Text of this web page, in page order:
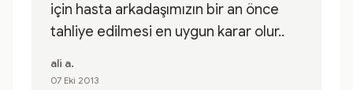
için hasta arkadaşımızın bir an önce
tahliye edilmesi en uygun karar olur..
ali a.
07 Eki 2013